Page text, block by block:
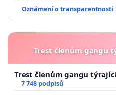
Oznámení o transparentnosti
Trest členům gangu
Trest členům gangu
7 748 podpisů